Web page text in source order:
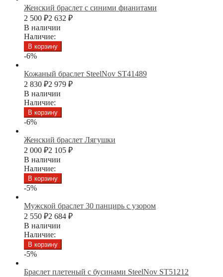
Женский браслет с синими фианитами
2 500 ₽2 632 ₽
В наличии
Наличие:
В корзину
-6%
Кожаный браслет SteelNov ST41489
2 830 ₽2 979 ₽
В наличии
Наличие:
В корзину
-6%
Женский браслет Лягушки
2 000 ₽2 105 ₽
В наличии
Наличие:
В корзину
-5%
Мужской браслет 30 панцирь с узором
2 550 ₽2 684 ₽
В наличии
Наличие:
В корзину
-5%
Браслет плетеный с бусинами SteelNov ST51212